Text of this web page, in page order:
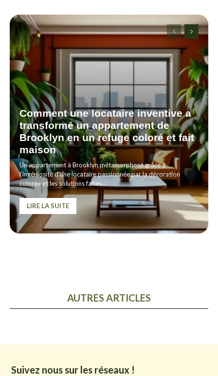
Comment une locataire inventive a
transformé un appartement de
Brooklyn en un refuge coloré et fait
maison
Un appartement à Brooklyn métamorphosé grâce à
l’ingéniosité d’une locataire passionnée par la décoration
colorée et les solutions faites...
LIRE LA SUITE
AUTRES ARTICLES
Suivez nous sur les réseaux !